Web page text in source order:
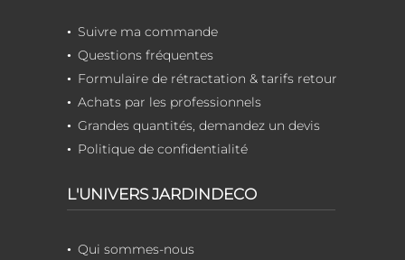
Suivre ma commande
Questions fréquentes
Formulaire de rétractation & tarifs retour
Achats par les professionnels
Grandes quantités, demandez un devis
Politique de confidentialité
L'UNIVERS JARDINDECO
Qui sommes-nous